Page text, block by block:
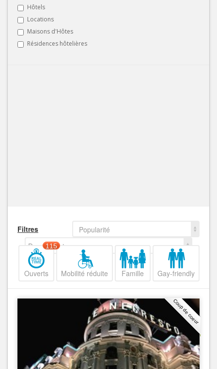
Hôtels
Locations
Maisons d'Hôtes
Résidences hôtelières
Filtres
Popularité
Decroissant
Ouverts
115
Mobilité réduite Famille Gay-friendly
Coup de coeur